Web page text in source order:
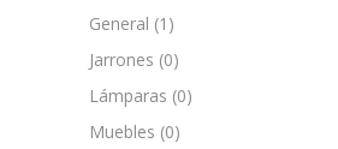
General (1)
Jarrones (0)
Lámparas (0)
Muebles (0)